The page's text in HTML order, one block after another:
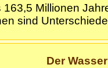
Millionen
sind
Der